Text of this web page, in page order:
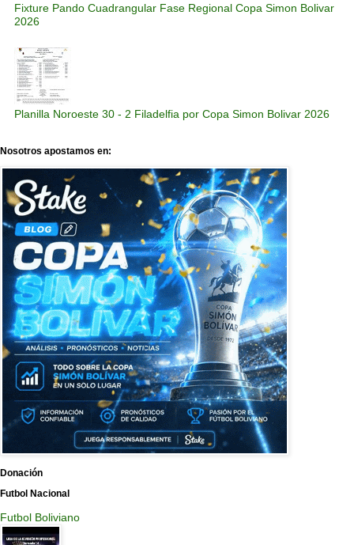
Fixture Pando Cuadrangular Fase Regional Copa Simon Bolivar
2026
Planilla Noroeste 30 - 2 Filadelfia por Copa Simon Bolivar 2026
Nosotros apostamos en:
Donación
Futbol Nacional
Futbol Boliviano